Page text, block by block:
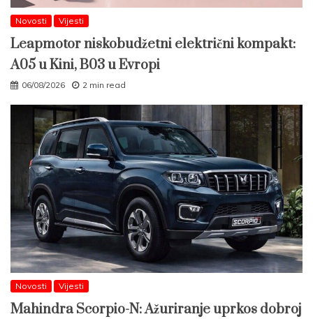
Novosti Vijesti
Leapmotor niskobudžetni električni kompakt:
A05 u Kini, B03 u Evropi
06/08/2026 2 min read
Novosti Vijesti
Mahindra Scorpio-N: Ažuriranje uprkos dobroj